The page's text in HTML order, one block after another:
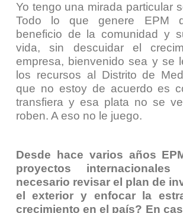
Yo tengo una mirada particular
Todo lo que genere EPM
beneficio de la comunidad y
vida, sin descuidar el
empresa, bienvenido sea y se
los recursos al Distrito de
que no estoy de acuerdo es
transfiera y esa plata no se
roben. A eso no le juego.
Desde hace varios años
proyectos internacionales
necesario revisar el plan de
el exterior y enfocar la
crecimiento en el país? En